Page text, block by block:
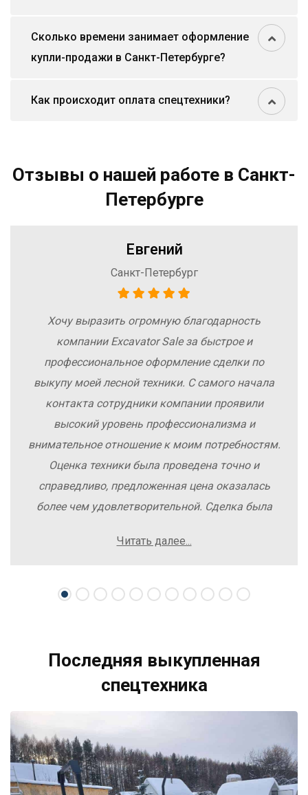
Сколько времени занимает оформление
купли-продажи в Санкт-Петербурге?
Как происходит оплата спецтехники?
Отзывы о нашей работе в Санкт-
Петербурге
Евгений
Санкт-Петербург
Хочу выразить огромную благодарность
компании Excavator Sale за быстрое и
профессиональное оформление сделки по
выкупу моей лесной техники. С самого начала
контакта сотрудники компании проявили
высокий уровень профессионализма и
внимательное отношение к моим потребностям.
Оценка техники была проведена точно и
справедливо, предложенная цена оказалась
более чем удовлетворительной. Сделка была
осложнений. Рекомендую компанию Excavator
свою спецтехнику.
Читать далее...
Последняя выкупленная
спецтехника